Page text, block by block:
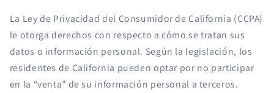
La Ley de Privacidad del Consumidor de California (CCPA)
le otorga derechos con respecto a cómo se tratan sus
datos o información personal. Según la legislación, los
residentes de California pueden optar por no participar
en la “venta” de su información personal a terceros.